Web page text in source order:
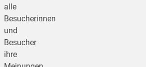
alle
Besucherinnen
und
Besucher
ihre